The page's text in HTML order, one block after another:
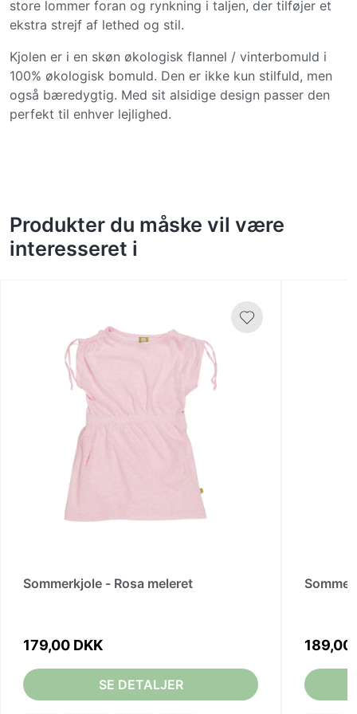
store lommer foran og rynkning i taljen, der tilføjer et
ekstra strejf af lethed og stil.
Kjolen er i en skøn økologisk flannel / vinterbomuld i
100% økologisk bomuld. Den er ikke kun stilfuld, men
også bæredygtig. Med sit alsidige design passer den
perfekt til enhver lejlighed.
Produkter du måske vil være
interesseret i
Sommerkjole - Rosa meleret
179,00 DKK
SE DETALJER
189,00